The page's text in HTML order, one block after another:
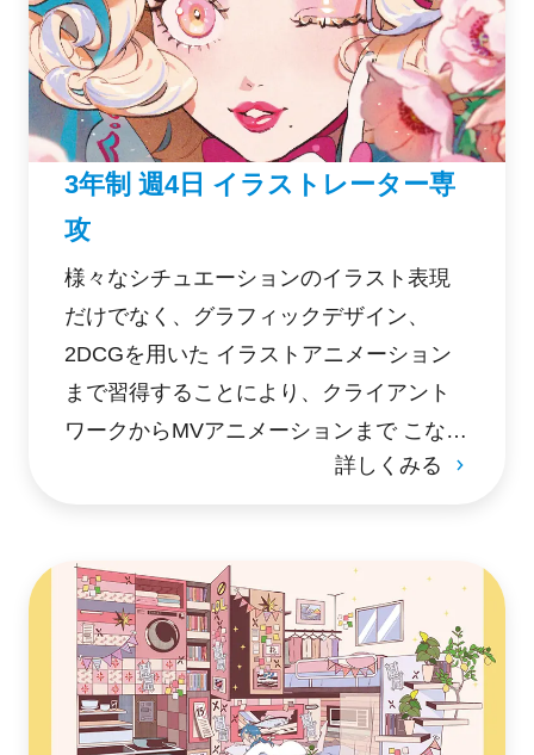
3年制 週4日 イラストレーター専
攻
様々なシチュエーションのイラスト表現
だけでなく、グラフィックデザイン、
2DCGを用いた イラストアニメーション
まで習得することにより、クライアント
ワークからMVアニメーションまで こなす
マルチイラストレーターを育成、在学中
詳しくみる